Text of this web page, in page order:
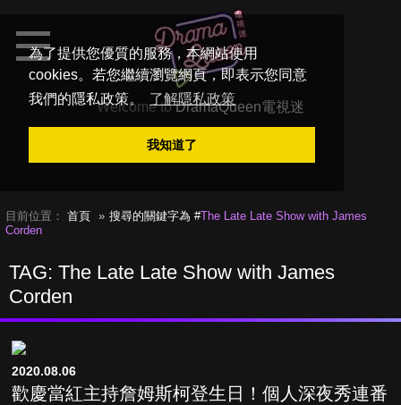
為了提供您優質的服務，本網站使用
cookies。若您繼續瀏覽網頁，即表示您同意
我們的隱私政策。
了解隱私政策
我知道了
Welcome toDramaQueen電視迷
目前位置： 首頁 搜尋的關鍵字為 #The Late Late Show with James
Corden
TAG: The Late Late Show with James
Corden
2020.08.06
歡慶當紅主持詹姆斯柯登生日！個人深夜秀連番